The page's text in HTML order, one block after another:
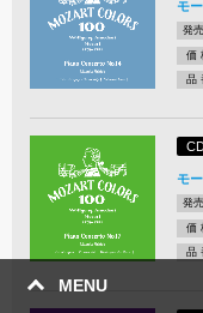
MENU
モ
発
価
品
モ
発
価
品